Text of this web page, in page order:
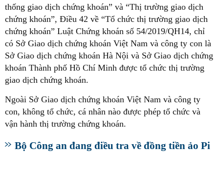
thống giao dịch chứng khoán” và “Thị trường giao dịch
chứng khoán”, Điều 42 về “Tổ chức thị trường giao dịch
chứng khoán” Luật Chứng khoán số 54/2019/QH14, chỉ
có Sở Giao dịch chứng khoán Việt Nam và công ty con là
Sở Giao dịch chứng khoán Hà Nội và Sở Giao dịch chứng
khoán Thành phố Hồ Chí Minh được tổ chức thị trường
giao dịch chứng khoán.
Ngoài Sở Giao dịch chứng khoán Việt Nam và công ty
con, không tổ chức, cá nhân nào được phép tổ chức và
vận hành thị trường chứng khoán.
Bộ Công an đang điều tra về đồng tiền ảo Pi